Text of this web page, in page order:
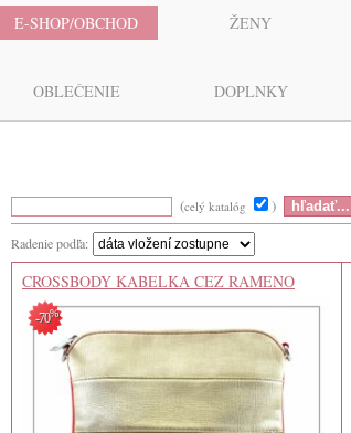
E-SHOP/OBCHOD ŽENY
OBLEČENIE DOPLNKY
(celý katalóg )
Radenie podľa:
CROSSBODY KABELKA CEZ RAMENO
-70%